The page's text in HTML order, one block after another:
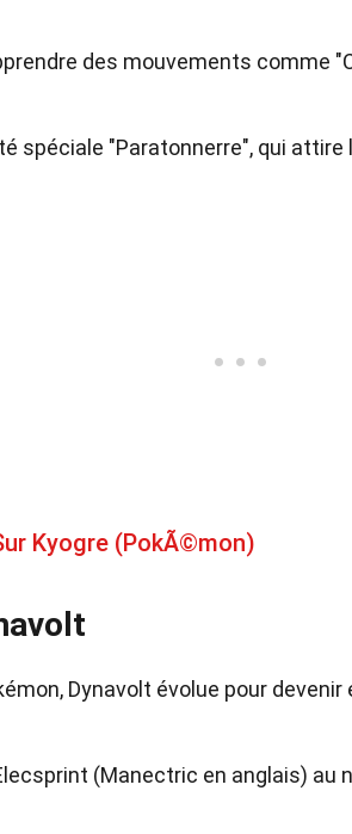
des mouvements comme
spéciale "Paratonnerre", qui
Kyogre (PokÃ©mon)
Dynavolt évolue pour
(Manectric en anglais) au